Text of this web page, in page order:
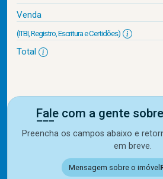
Venda
(ITBI, Registro, Escritura e Certidões)
Total
Fale com a gente
Preencha os campos abaixo e
em breve.
Mensagem sobre o imóvel